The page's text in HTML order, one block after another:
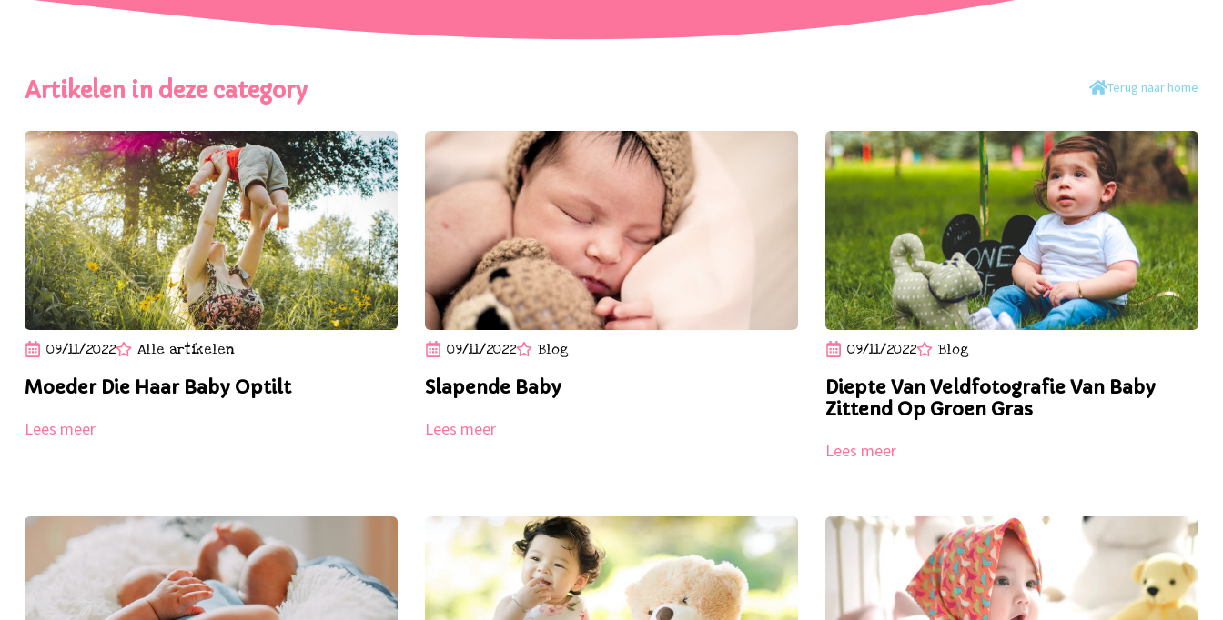
Artikelen in deze category Terug naar home
09/11/2022 Alle artikelen
Moeder Die Haar Baby Optilt
Lees meer
09/11/2022 Blog
Slapende Baby
Lees meer
09/11/2022 Blog
Diepte Van Veldfotografie Van Baby
Zittend Op Groen Gras
Lees meer